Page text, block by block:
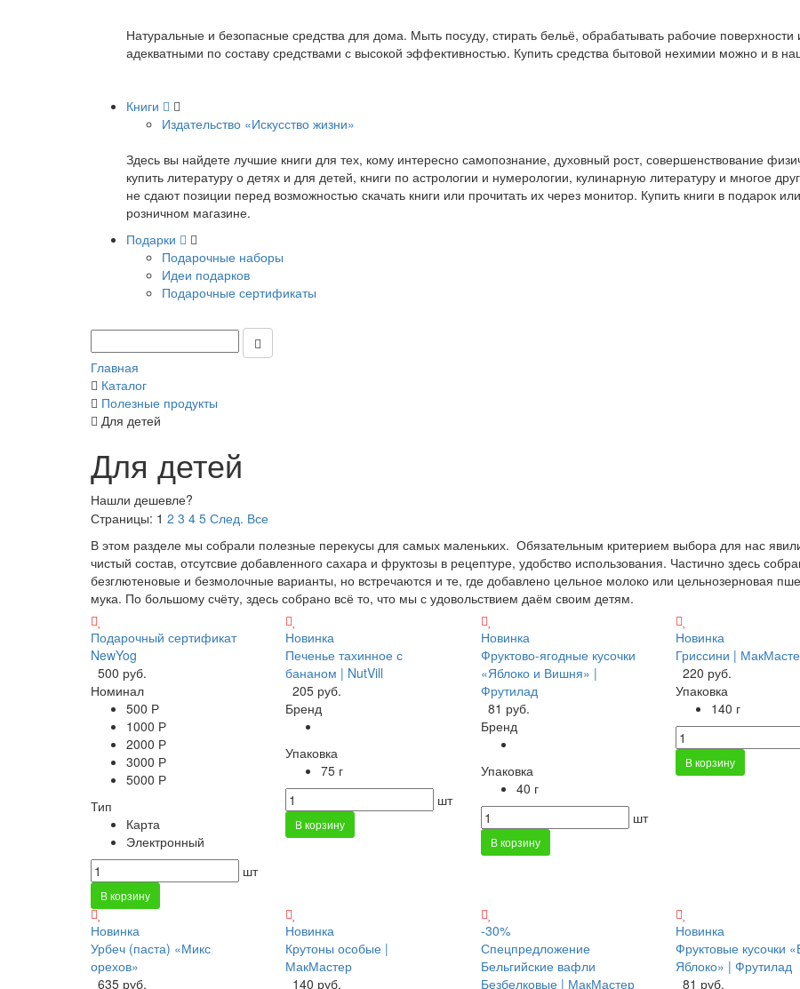
Натуральные и безопасные средства для дома. Мыть посуду, стирать бельё, обрабатывать рабочие
адекватными по составу средствами с высокой эффективностью. Купить средства бытовой нехимии можно и в
Книги
Издательство «Искусство жизни»
Здесь вы найдете лучшие книги для тех, кому интересно самопознание, духовный рост, совершенствование
купить литературу о детях и для детей, книги по астрологии и нумерологии, кулинарную литературу и многое
не сдают позиции перед возможностью скачать книги или прочитать их через монитор. Купить книги в подарок
розничном магазине.
Подарки
Подарочные наборы
Идеи подарков
Подарочные сертификаты
Главная
Каталог
Полезные продукты
Для детей
Для детей
Нашли дешевле?
Страницы: 1 2 3 4 5 След. Все
В этом разделе мы собрали полезные перекусы для самых маленьких. Обязательным критерием выбора для нас
чистый состав, отсутсвие добавленного сахара и фруктозы в рецептуре, удобство использования. Частично здесь
безглютеновые и безмолочные варианты, но встречаются и те, где добавлено цельное молоко или цельнозерновая
мука. По большому счёту, здесь собрано всё то, что мы с удовольствием даём своим детям.
Подарочный сертификат
NewYog
500 руб.
Номинал
500 Р
1000 Р
2000 Р
3000 Р
5000 Р
Тип
Карта
Электронный
шт
В корзину
Новинка
Печенье тахинное с
бананом | NutVill
205 руб.
Бренд
Упаковка
75 г
шт
В корзину
Новинка
Фруктово-ягодные кусочки
«Яблоко и Вишня» |
Фрутилад
81 руб.
Бренд
Упаковка
40 г
шт
В корзину
Новинка
Гриссини |
220 руб.
Упаковка
140 г
В корзину
Новинка
Урбеч (паста) «Микс
орехов»
635 руб.
Новинка
Крутоны особые |
МакМастер
140 руб.
-30%
Спецпредложение
Бельгийские вафли
Безбелковые | МакМастер
Новинка
Фруктовые кусочки
Яблоко» | Фрутилад
81 руб.